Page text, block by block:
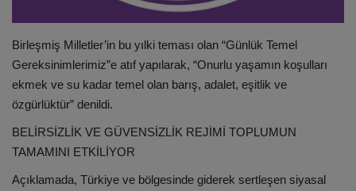
Birleşmiş Milletler’in bu yılki teması olan “Günlük Temel
Gereksinimlerimiz”e atıf yapılarak, “Onurlu yaşamın koşulları
ekmek ve su kadar temel olan barış, adalet, eşitlik ve
özgürlüktür” denildi.
BELİRSİZLİK VE GÜVENSİZLİK REJİMİ TOPLUMUN
TAMAMINI ETKİLİYOR
Açıklamada, Türkiye ve bölgesinde giderek sertleşen siyasal